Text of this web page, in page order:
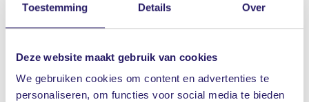
Toestemming Details Over
Deze website maakt gebruik van cookies
We gebruiken cookies om content en advertenties te
personaliseren, om functies voor social media te bieden
field
blank
Tussenvoegsel(s)